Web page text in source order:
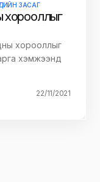
ЗАСАГ
хорооллыг
хорооллыг
хэмжээнд
22/11/2021